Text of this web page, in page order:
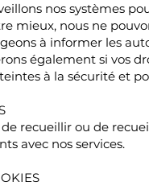
nos systèmes
mieux, nous ne
à informer les
également si vos
à la sécurité et
de recueillir ou de
avec nos services.